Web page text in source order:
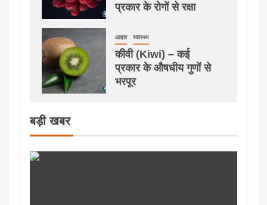
प्रकार के रोगों से रक्षा
आहार स्वास्थ्य
कीवी (Kiwi) – कई
प्रकार के औषधीय गुणों से
भरपूर
बड़ी खबर